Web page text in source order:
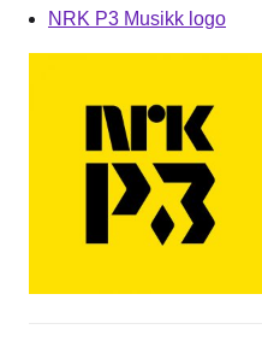
NRK P3 Musikk logo